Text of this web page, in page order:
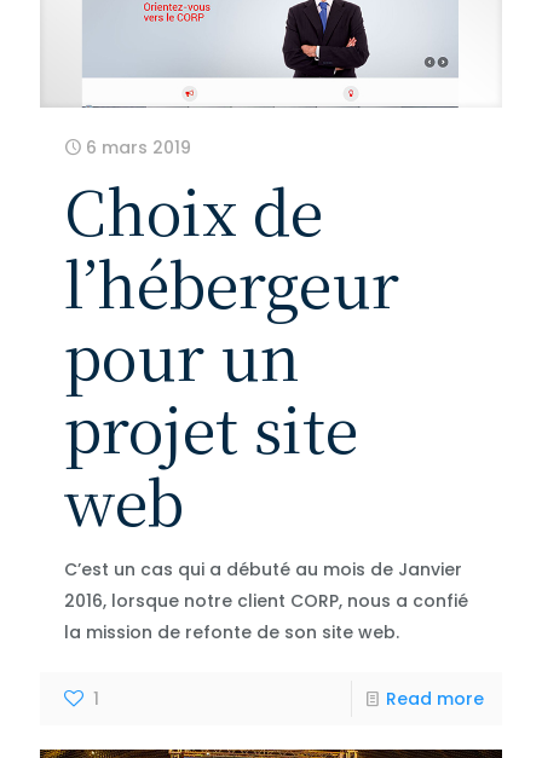
6 mars 2019
Choix de
l’hébergeur
pour un
projet site
web
C’est un cas qui a débuté au mois de Janvier
2016, lorsque notre client CORP, nous a confié
la mission de refonte de son site web.
1 Read more